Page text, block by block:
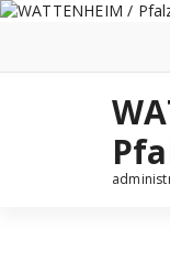
Zum